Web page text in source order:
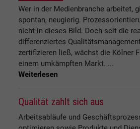
Wer in der Medienbranche arbeitet,
spontan, neugierig.
nicht in dieses Bild. Doch seit die
differenziertes
zertifizieren ließ, wächst die Kölner
einem umkämpften Markt. ...
Weiterlesen
Qualität zahlt sich aus
Arbeitsabläufe und